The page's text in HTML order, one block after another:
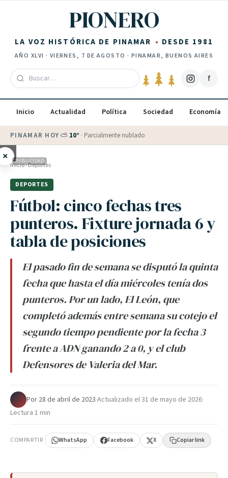
PIONERO
LA VOZ HISTÓRICA DE PINAMAR DESDE 1981
AÑO XLVI · VIERNES, 7 DE AGOSTO · PINAMAR, BUENOS AIRES
f
Inicio Actualidad Política Sociedad Economía
PINAMAR HOY·💵 Dólar blue$1525· oficial $1520
× PUBLICIDAD
Inicio›Deportes
DEPORTES
Fútbol: cinco fechas tres
punteros. Fixture jornada 6 y
tabla de posiciones
El pasado fin de semana se disputó la quinta
fecha que hasta el día miércoles tenía dos
punteros. Por un lado, El León, que
completó además entre semana su cotejo el
segundo tiempo pendiente por la fecha 3
frente a ADN ganando 2 a 0, y el club
Defensores de Valeria del Mar.
Por·28 de abril de 2023·Actualizado el31 de mayo de 2026·
Lectura 1 min
COMPARTIR WhatsApp Facebook X Copiar link